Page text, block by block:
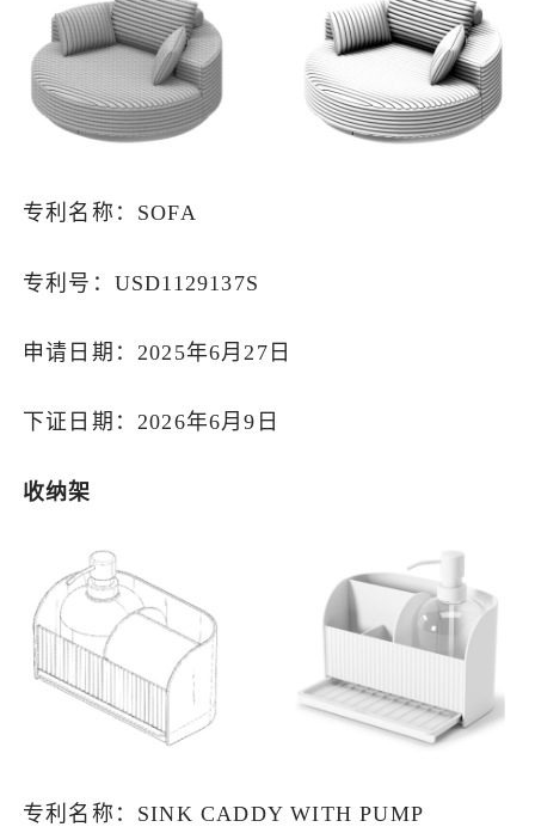
专利名称：SOFA
专利号：USD1129137S
申请日期：2025年6月27日
下证日期：2026年6月9日
收纳架
专利名称：SINK CADDY WITH PUMP